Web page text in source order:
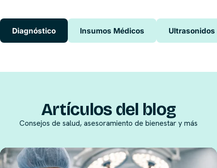
Diagnóstico Insumos Médicos Ultrasonidos
Artículos del blog
Consejos de salud, asesoramiento de bienestar y más